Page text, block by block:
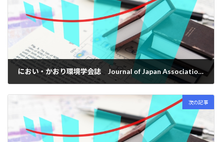
におい・かおり環境学会誌 Journal of Japan Association on Odor Environment Vol. 53 No. 6/2022-November 通巻 No. 286
次の記事